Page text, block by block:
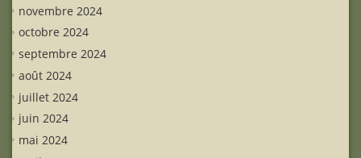
novembre 2024
octobre 2024
septembre 2024
août 2024
juillet 2024
juin 2024
mai 2024